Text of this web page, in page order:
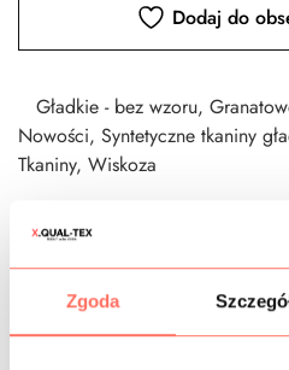
Zgoda
Dodaj do
Gładkie - bez wzoru,
Nowości, Syntetyczne tkaniny
Tkaniny, Wiskoza
CZAS DOSTAWY